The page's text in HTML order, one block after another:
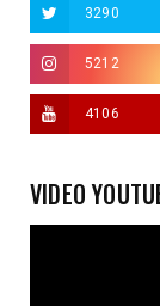
3290
5212
4106
VIDEO